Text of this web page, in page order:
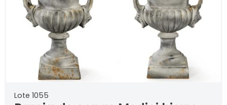
Lote 1055